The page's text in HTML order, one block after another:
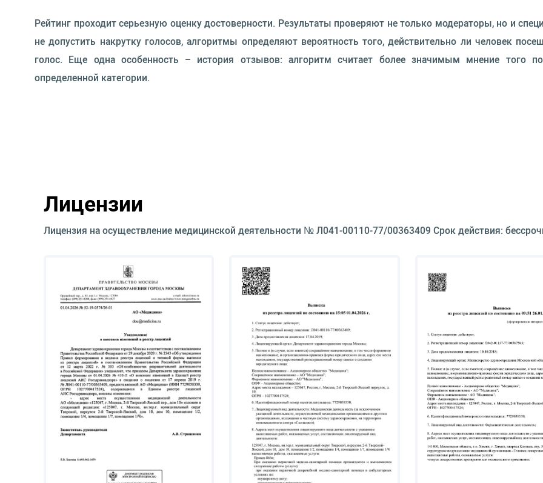
Рейтинг проходит серьезную оценку достоверности. Результаты проверяют не только модераторы, но и
не допустить накрутку голосов, алгоритмы определяют вероятность того, действительно ли человек
голос. Еще одна особенность – история отзывов: алгоритм считает более значимым мнение того
определенной категории.
Лицензии
Лицензия на осуществление медицинской деятельности № Л041-00110-77/00363409 Срок действия: